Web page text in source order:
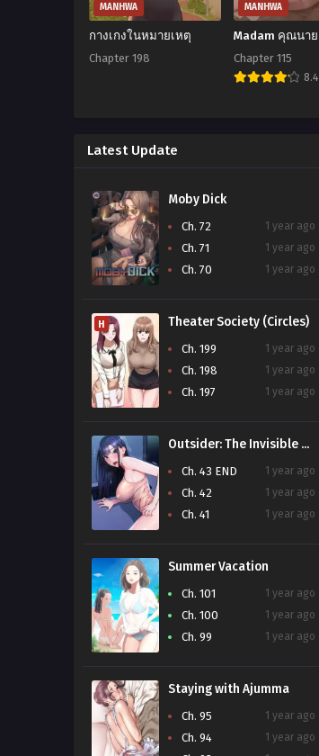
MANHWA
กางเกงในหมายเหตุ
Chapter 198
MANHWA
Madam คุณนาย
Chapter 115
8.4
Latest Update
Moby Dick
Ch. 72 1 year ago
Ch. 71 1 year ago
Ch. 70 1 year ago
H Theater Society (Circles)
Ch. 199 1 year ago
Ch. 198 1 year ago
Ch. 197 1 year ago
Outsider: The Invisible Man
Ch. 43 END 1 year ago
Ch. 42 1 year ago
Ch. 41 1 year ago
Summer Vacation
Ch. 101 1 year ago
Ch. 100 1 year ago
Ch. 99 1 year ago
Staying with Ajumma
Ch. 95 1 year ago
Ch. 94 1 year ago